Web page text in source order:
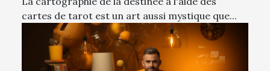
cartes de tarot est un art aussi mystique que...